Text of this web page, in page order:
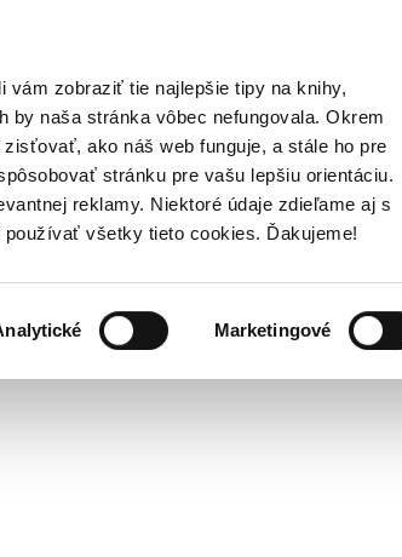
vám zobraziť tie najlepšie tipy na knihy,
by naša stránka vôbec nefungovala. Okrem
ako náš web funguje, a stále ho pre
stránku pre vašu lepšiu orientáciu.
reklamy. Niektoré údaje zdieľame aj s
všetky tieto cookies. Ďakujeme!
Marketingové